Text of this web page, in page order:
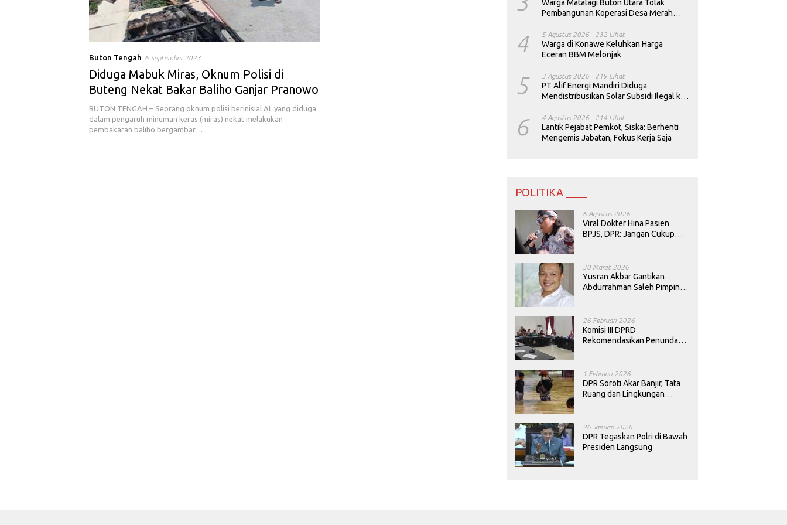
Buton Tengah 6 September 2023
Diduga Mabuk Miras, Oknum Polisi di
Buteng Nekat Bakar Baliho Ganjar Pranowo
BUTON TENGAH – Seorang oknum polisi berinisial AL yang diduga
dalam pengaruh minuman keras (miras) nekat melakukan
pembakaran baliho bergambar…
Warga Matalagi Buton Utara Tolak
Pembangunan Koperasi Desa Merah
4 5 Agustus 2026 232 Lihat
Warga di Konawe Keluhkan Harga
Eceran BBM Melonjak
5 3 Agustus 2026 219 Lihat
PT Alif Energi Mandiri Diduga
Mendistribusikan Solar Subsidi Ilegal ke
6 4 Agustus 2026 214 Lihat
Lantik Pejabat Pemkot, Siska: Berhenti
Mengemis Jabatan, Fokus Kerja Saja
POLITIKA ____
6 Agustus 2026
Viral Dokter Hina Pasien
BPJS, DPR: Jangan Cukup
30 Maret 2026
Yusran Akbar Gantikan
Abdurrahman Saleh Pimpin
26 Februari 2026
Komisi III DPRD
Rekomendasikan Penundaan
1 Februari 2026
DPR Soroti Akar Banjir, Tata
Ruang dan Lingkungan
26 Januari 2026
DPR Tegaskan Polri di Bawah
Presiden Langsung